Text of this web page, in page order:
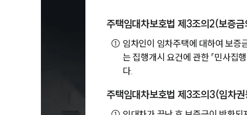
주택임대차보호법 제3조의2(보증금
① 임차인이 임차주택에 대하여 보증
는 집행개시 요건에 관한 「민사집
다.
주택임대차보호법 제3조의3(임차